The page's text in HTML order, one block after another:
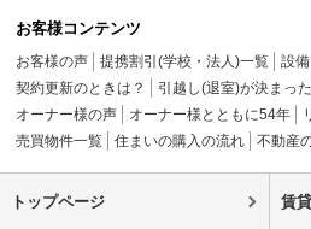
お客様コンテンツ
お客様の声 提携割引(学校・法人)一覧
設
契約更新のときは？
引越し(退室)が決まっ
オーナー様の声
オーナー様とともに54年
売買物件一覧
住まいの購入の流れ 不動産
トップページ 賃